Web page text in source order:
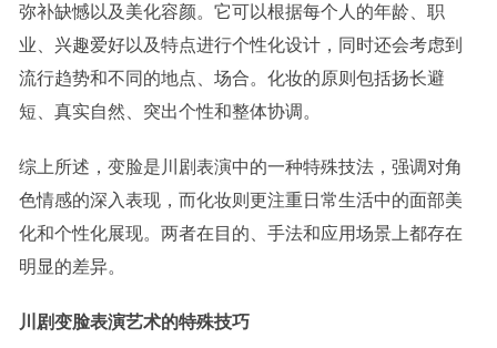
弥补缺憾以及美化容颜。它可以根据每个人的年龄、职
业、兴趣爱好以及特点进行个性化设计，同时还会考虑到
流行趋势和不同的地点、场合。化妆的原则包括扬长避
短、真实自然、突出个性和整体协调。
综上所述，变脸是川剧表演中的一种特殊技法，强调对角
色情感的深入表现，而化妆则更注重日常生活中的面部美
化和个性化展现。两者在目的、手法和应用场景上都存在
明显的差异。
川剧变脸表演艺术的特殊技巧